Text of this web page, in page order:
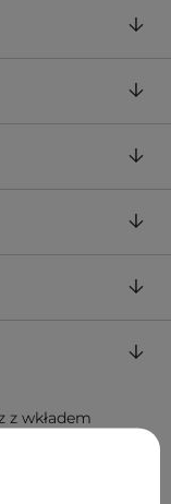
z wkładem